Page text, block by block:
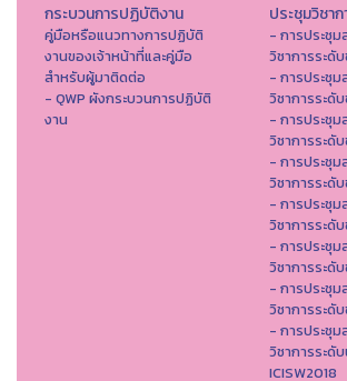
กระบวนการปฏิบัติงาน
คู่มือหรือแนวทางการปฏิบัติ
งานของเจ้าหน้าที่และคู่มือ
สำหรับผู้มาติดต่อ
- QWP ผังกระบวนการปฏิบัติ
งาน
ประชุมวิชา
- การประชุ
วิชาการระดั
- การประชุ
วิชาการระดั
- การประชุ
วิชาการระดั
- การประชุ
วิชาการระดั
- การประชุ
วิชาการระดั
- การประชุ
วิชาการระดั
- การประชุ
วิชาการระดั
- การประชุ
วิชาการระดั
ICISW2018